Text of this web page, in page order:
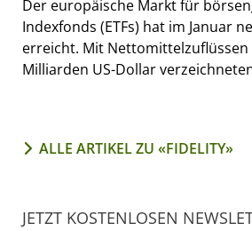
Der europäische Markt für
Indexfonds (ETFs) hat im Januar
erreicht. Mit Nettomittelzuflüssen
Milliarden US-Dollar verzeichneten
ALLE ARTIKEL ZU «FIDELITY»
JETZT KOSTENLOSEN